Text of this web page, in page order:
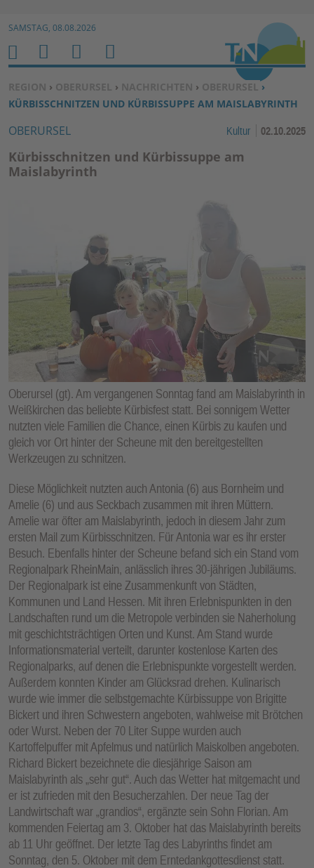
Zum Inhalt springen ↓
SAMSTAG, 08.08.2026
SIE BEFINDEN SICH HIER:
REGION › OBERURSEL › NACHRICHTEN › OBERURSEL ›
KÜRBISSCHNITZEN UND KÜRBISSUPPE AM MAISLABYRINTH
OBERURSEL Kultur 02.10.2025
Kürbisschnitzen und Kürbissuppe am
Maislabyrinth
Oberursel (gt). Am vergangenen Sonntag fand am Maislabyrinth in
Weißkirchen das beliebte Kürbisfest statt. Bei sonnigem Wetter
nutzten viele Familien die Chance, einen Kürbis zu kaufen und
gleich vor Ort hinter der Scheune mit den bereitgestellten
Werkzeugen zu schnitzen.
Diese Möglichkeit nutzten auch Antonia (6) aus Bornheim und
Amelie (6) und aus Seckbach zusammen mit ihren Müttern.
Amelie war öfter am Maislabyrinth, jedoch in diesem Jahr zum
ersten Mail zum Kürbisschnitzen. Für Antonia war es ihr erster
Besuch. Ebenfalls hinter der Scheune befand sich ein Stand vom
Regionalpark RheinMain, anlässlich ihres 30-jährigen Jubiläums.
Der Regionalpark ist eine Zusammenkunft von Städten,
Kommunen und Land Hessen. Mit ihren Erlebnispunkten in den
Landschaften rund um die Metropole verbinden sie Naherholung
mit geschichtsträchtigen Orten und Kunst. Am Stand wurde
Informationsmaterial verteilt, darunter kostenlose Karten des
Regionalparks, auf denen die Erlebnispunkte vorgestellt werden.
Außerdem konnten Kinder am Glücksrad drehen. Kulinarisch
wurde wie immer die selbstgemachte Kürbissuppe von Brigitte
Bickert und ihren Schwestern angeboten, wahlweise mit Brötchen
oder Wurst. Neben der 70 Liter Suppe wurden auch
Kartoffelpuffer mit Apfelmus und natürlich Maiskolben angeboten.
Richard Bickert bezeichnete die diesjährige Saison am
Maislabyrinth als „sehr gut“. Auch das Wetter hat mitgemacht und
er ist zufrieden mit den Besucherzahlen. Der neue Tag der
Landwirtschaft war „grandios“, ergänzte sein Sohn Florian. Am
kommenden Feiertag am 3. Oktober hat das Maislabyrinth bereits
ab 11 Uhr geöffnet. Der letzte Tag des Labyrinths findet am
Sonntag, den 5. Oktober mit dem Erntedankgottesdienst statt.
H
O
M
E
M
E
N
U
S
U
C
N
B
E
N
Z
N
K
TI
O
N
E
N